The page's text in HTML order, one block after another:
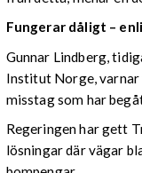
Fungerar dåligt –
Gunnar Lindberg,
Institut Norge, varnar
misstag som har
Regeringen har gett
lösningar där vägar